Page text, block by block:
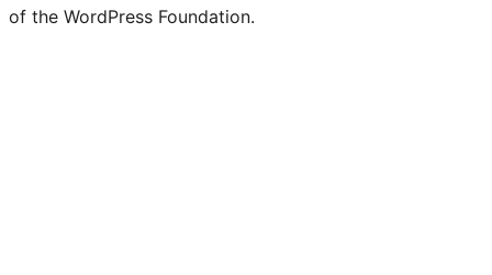
of the WordPress Foundation.